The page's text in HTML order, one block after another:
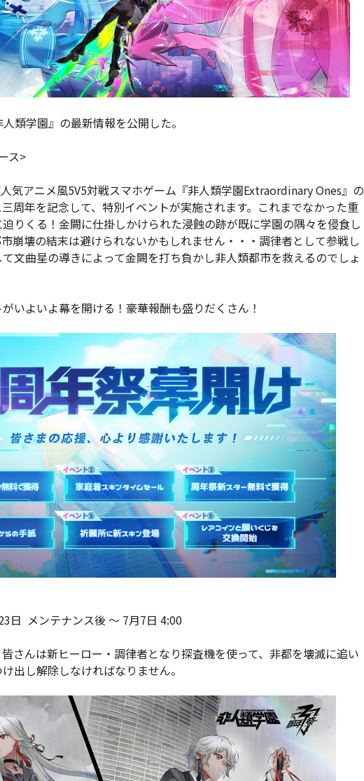
類学園』の最新情報を公開した。
ス>
気アニメ風5V5対戦スマホゲーム『非人類学園Extraordinary Ones』の
周年を記念して、特別イベントが実施されます。これまでなかった重
りくる！金闕に仕掛しかけられた浸蝕の跡が既に学園の隅々を侵食し
崩壊の結末は避けられないかもしれません・・・調律者として参戦し
文曲星の導きによって金闕を打ち負かし非人類都市を救えるのでしょ
いよいよ幕を開ける！豪華報酬も盛りだくさん！
日 メンテナンス後 ～ 7月7日 4:00
さんは新ヒーロー・調律者となり探査機を使って、非都を壊滅に追い
出し解除しなければなりません。